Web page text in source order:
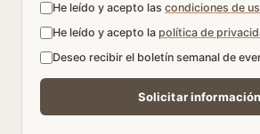
He leído y acepto las condiciones de
He leído y acepto la política de
Deseo recibir el boletín semanal de